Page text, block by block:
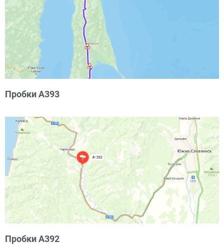
Пробки А393
Пробки А392